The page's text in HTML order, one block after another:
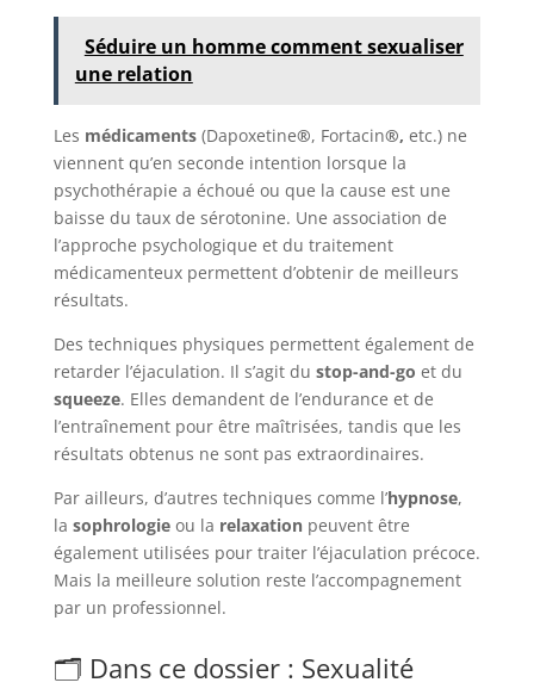
Séduire un homme comment sexualiser
une relation
Les médicaments(Dapoxetine®, Fortacin®, etc.) ne
viennent qu’en seconde intention lorsque la
psychothérapie a échoué ou que la cause est une
baisse du taux de sérotonine. Une association de
l’approche psychologique et du traitement
médicamenteux permettent d’obtenir de meilleurs
résultats.
Des techniques physiques permettent également de
retarder l’éjaculation. Il s’agit du stop-and-go et du
squeeze. Elles demandent de l’endurance et de
l’entraînement pour être maîtrisées, tandis que les
résultats obtenus ne sont pas extraordinaires.
Par ailleurs, d’autres techniques comme l’hypnose,
la sophrologieou la relaxationpeuvent être
également utilisées pour traiter l’éjaculation précoce.
Mais la meilleure solution reste l’accompagnement
par un professionnel.
🗂️ Dans ce dossier : Sexualité